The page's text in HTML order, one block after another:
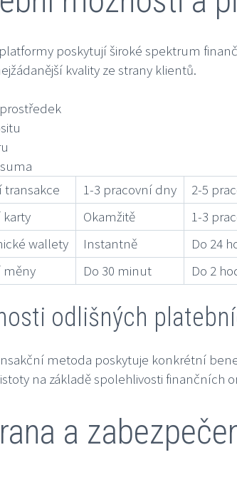
poskytují široké spektrum
kvality ze strany klientů.
transakce
1-3 pracovní dny 2-5
Okamžitě 1-3
wallety
Instantně Do 24
měny
Do 30 minut Do 2
odlišných
metoda poskytuje konkrétní
na základě spolehlivosti finančních
a